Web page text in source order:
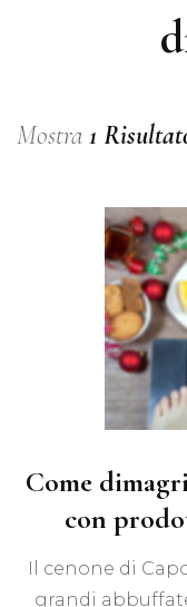
Mostra 1
Come
con
Il cenone di
grandi